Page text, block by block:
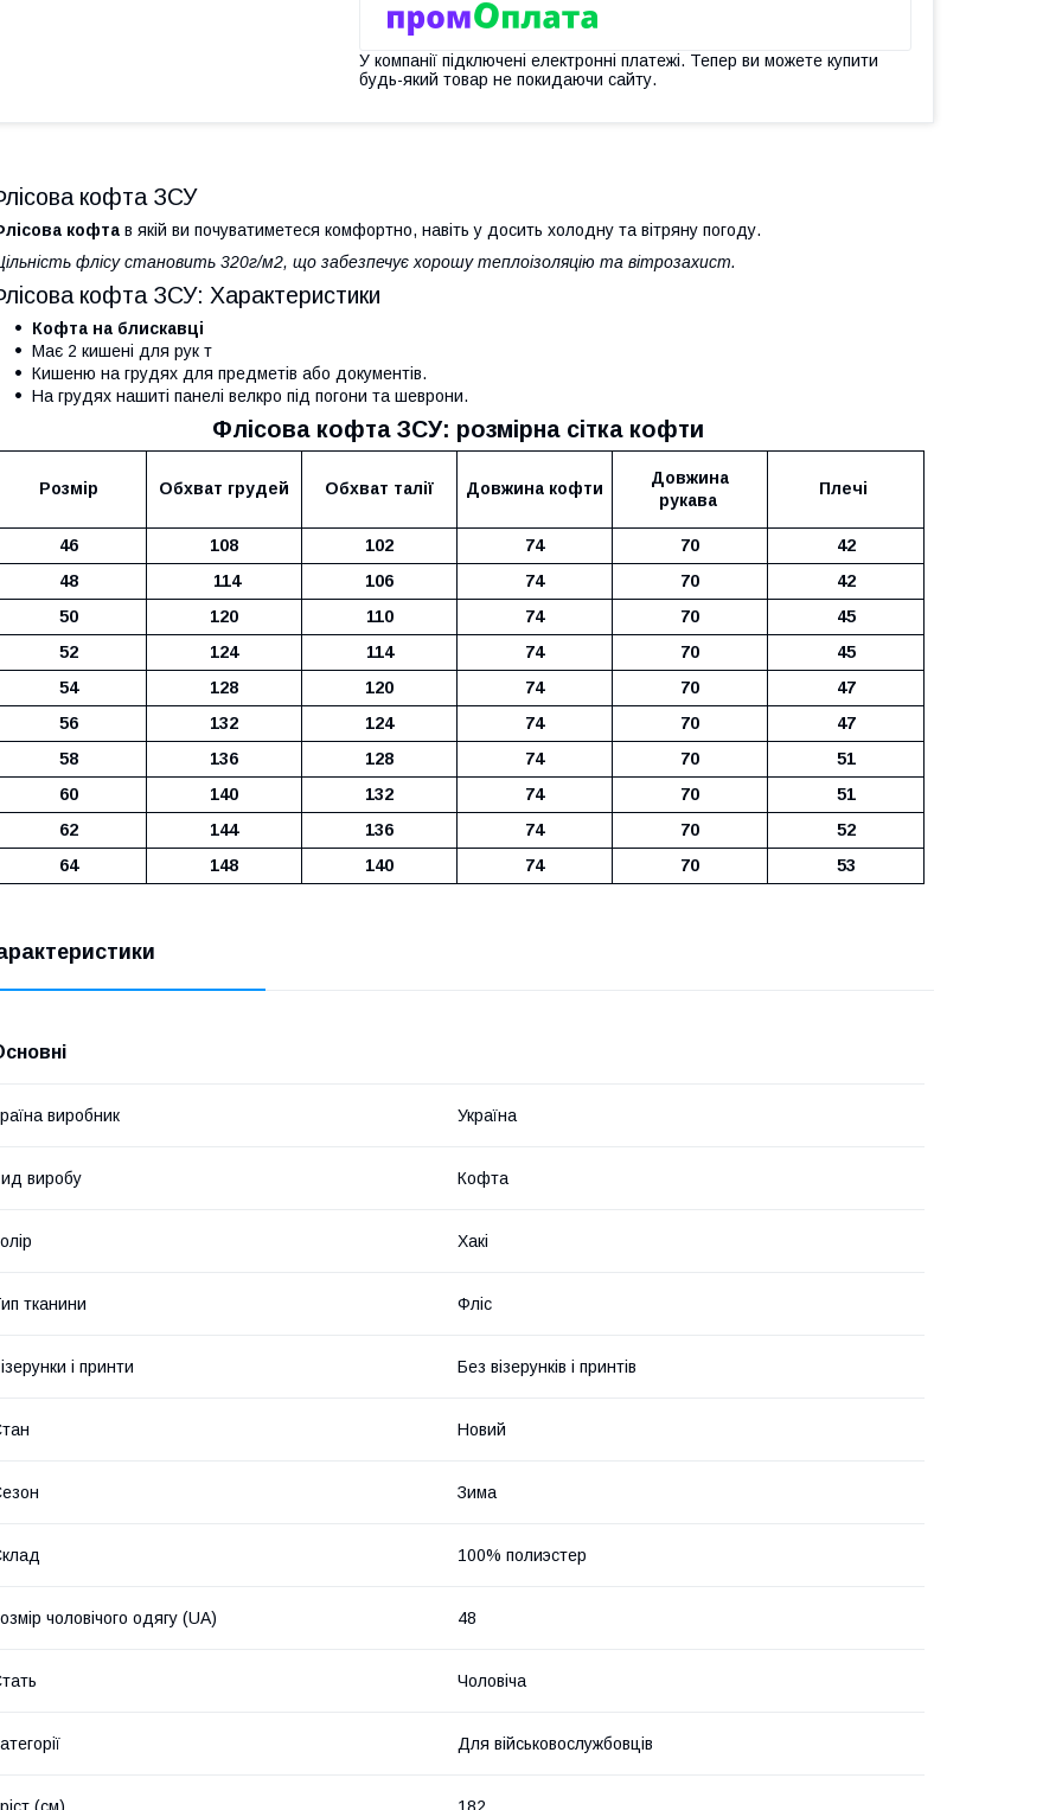
У компанії підключені електронні платежі. Тепер ви можете купити
будь-який товар не покидаючи сайту.
кофта ЗСУ
кофта в якій ви почуватиметеся комфортно, навіть у досить холодну та вітряну погоду.
флісу становить 320г/м2, що забезпечує хорошу теплоізоляцію та вітрозахист.
кофта ЗСУ: Характеристики
Кофта на блискавці
Має 2 кишені для рук т
Кишеню на грудях для предметів або документів.
На грудях нашиті панелі велкро під погони та шеврони.
Флісова кофта ЗСУ: розмірна сітка кофти
Розмір Обхват грудей Обхват талії Довжина кофти
Довжина
рукава
Плечі
46 108 102 74 70
42
48
114 106 74 70
42
50
120 110 74 70
45
52
124 114 74 70
45
54
128 120 74 70
47
56
132 124 74 70
47
58
136 128 74 70
51
60
140 132 74 70
51
62
144 136 74 70
52
64
148 140 74 70 53
виробник Україна
виробу Кофта
Хакі
тканини Фліс
і принти Без візерунків і принтів
Новий
Зима
100% полиэстер
чоловічого одягу (UA) 48
Чоловіча
Для військовослужбовців